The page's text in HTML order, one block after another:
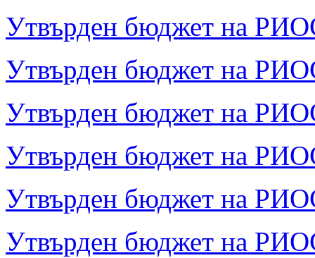
Утвърден бюджет на
Утвърден бюджет на
Утвърден бюджет на
Утвърден бюджет на
Утвърден бюджет на
Утвърден бюджет на